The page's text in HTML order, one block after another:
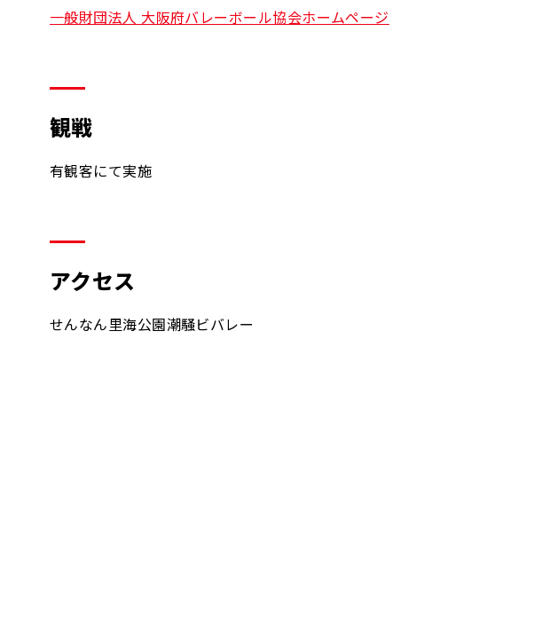
一般財団法人 大阪府バレーボール協会ホームページ
観戦
有観客にて実施
アクセス
せんなん里海公園潮騒ビバレー